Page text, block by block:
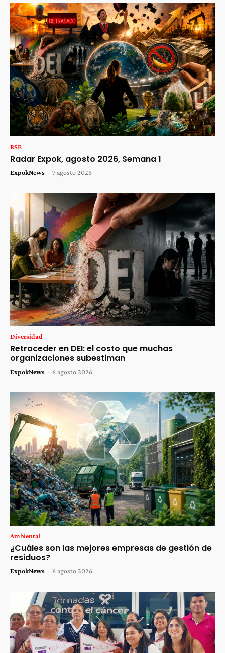
RSE
Radar Expok, agosto 2026, Semana 1
ExpokNews - 7 agosto 2026
Diversidad
Retroceder en DEI: el costo que muchas
organizaciones subestiman
ExpokNews - 6 agosto 2026
Ambiental
¿Cuáles son las mejores empresas de gestión de
residuos?
ExpokNews - 6 agosto 2026